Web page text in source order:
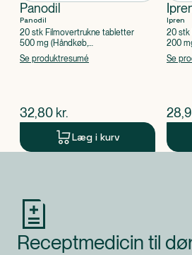
Panodil
Panodil
20 stk Filmovertrukne tabletter
500 mg (Håndkøb,
apoteksforbeholdt), Paracetamol
Se produktresumé
$nuværende pris
32,80 kr.
Læg i kurv
Ipren
20 stk
200
Se
$
Receptmedicin til